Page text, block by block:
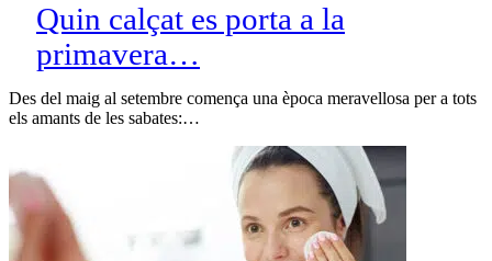
Quin calçat es porta a la
primavera…
Des del maig al setembre comença una època meravellosa per a tots
els amants de les sabates:…